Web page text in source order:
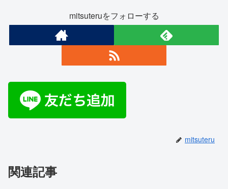
mitsuteruをフォローする
mitsuteru
関連記事